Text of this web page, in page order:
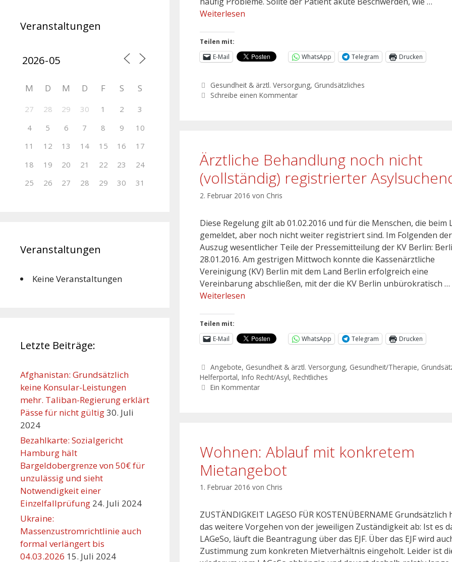
Weiterlesen
Teilen mit:
E-Mail
WhatsApp Telegram Drucken
Gesundheit & ärztl. Versorgung, Grundsätzliches
Schreibe einen Kommentar
Ärztliche Behandlung noch nicht
(vollständig) registrierter
2. Februar 2016 von Chris
Diese Regelung gilt ab 01.02.2016 und für die Menschen, die beim
gemeldet, aber noch nicht weiter registriert sind. Im Folgenden der
Auszug wesentlicher Teile der Pressemitteilung der KV Berlin:
28.01.2016. Am gestrigen Mittwoch konnte die Kassenärztliche
Vereinigung (KV) Berlin mit dem Land Berlin erfolgreich eine
Vereinbarung abschließen, mit der die KV Berlin unbürokratisch …
Weiterlesen
Teilen mit:
E-Mail
WhatsApp Telegram Drucken
Angebote, Gesundheit & ärztl. Versorgung, Gesundheit/Therapie,
Helferportal, Info Recht/Asyl, Rechtliches
Ein Kommentar
Wohnen: Ablauf mit konkretem
Mietangebot
1. Februar 2016 von Chris
ZUSTÄNDIGKEIT LAGESO FÜR KOSTENÜBERNAME Grundsätzlich
das weitere Vorgehen von der jeweiligen Zuständigkeit ab: Ist es
LAGeSo, läuft die Beantragung über das EJF. Über das EJF wird
Zustimmung zum konkreten Mietverhältnis eingeholt. Leider ist
Veranstaltungen
M D M D F S S
27 28 29 30 1 2
3
4
5 6 7 8 9
10
11
12 13 14 15 16
17
18
19 20 21 22 23
24
25
26 27 28 29 30 31
Veranstaltungen
Keine Veranstaltungen
Letzte Beiträge:
Afghanistan: Grundsätzlich
keine Konsular-Leistungen
mehr. Taliban-Regierung erklärt
Pässe für nicht gültig30. Juli
2024
Bezahlkarte: Sozialgericht
Hamburg hält
Bargeldobergrenze von 50€ für
unzulässig und sieht
Notwendigkeit einer
Einzelfallprüfung 24. Juli 2024
Ukraine:
Massenzustromrichtlinie auch
formal verlängert bis
04.03.2026 15. Juli 2024